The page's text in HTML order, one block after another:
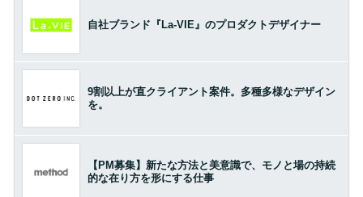
自社ブランド『La-VIE』のプロダクトデザイナー
9割以上が直クライアント案件。多種多様なデザイン
を。
【PM募集】新たな方法と美意識で、モノと場の持続
的な在り方を形にする仕事